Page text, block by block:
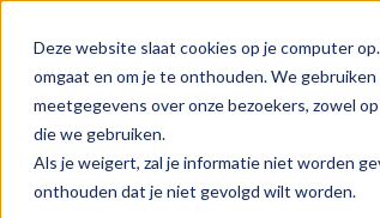
Deze website slaat cookies op je computer
omgaat en om je te onthouden. We
meetgegevens over onze bezoekers, zowel
die we gebruiken.
Als je weigert, zal je informatie niet worden
onthouden dat je niet gevolgd wilt worden.